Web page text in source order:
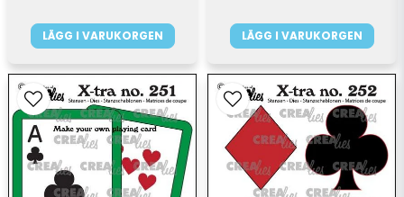
LÄGG I VARUKORGEN LÄGG I VARUKORGEN